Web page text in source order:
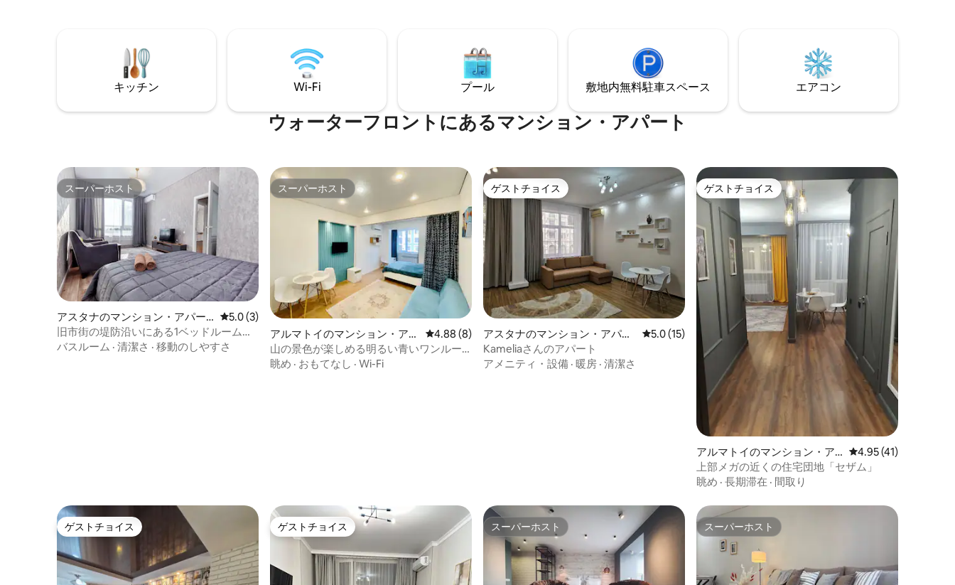
コンロなど。
できます。空港までの所要時間は、交通
状況にもよりますが、約30～40分です。
この宿泊施設は、観光客にも出張者にも
最適です。
キッチン Wi-Fi プール 敷地内無料駐⁠車ス⁠ペ⁠ー⁠ス エアコン
ウォーターフロントにあるマンション・アパート
スーパーホスト
スーパーホスト
アスタナのマンション・アパー
ト
レビュー3件、5つ星中5.0つ星の平均評価
5.0 (3)
旧市街の堤防沿いにある1ベッドルームの
アパート
バスルーム · 清潔さ · 移動のしやすさ
スーパーホスト
スーパーホスト
アルマトイのマンション・アパ
ート
レビュー8件、5つ星中4.88つ星の平均評価
4.88 (8)
山の景色が楽しめる明るい青いワンルー
ム
眺め · おもてなし · Wi-Fi
ゲストチョイス
ゲストチョイス
アスタナのマンション・アパー
ト
レビュー15件、5つ星中5.0つ星の平均評価
5.0 (15)
Kameliaさんのアパート
アメニティ・設備 · 暖房 · 清潔さ
ゲストチョイス
ゲストチョイス
アルマトイのマンション・ア
パート
レビュー41件、5つ
4.95 (41)
上部メガの近くの住宅団地「セザム」
眺め · 長期滞在 · 間取り
ゲストチョイス
ゲストチョイス ゲストチョイス
ゲストチョイス スーパーホスト
スーパーホスト スーパーホスト
スーパーホスト